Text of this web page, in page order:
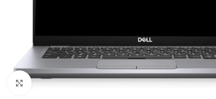
Κλικ για μεγέθυνση